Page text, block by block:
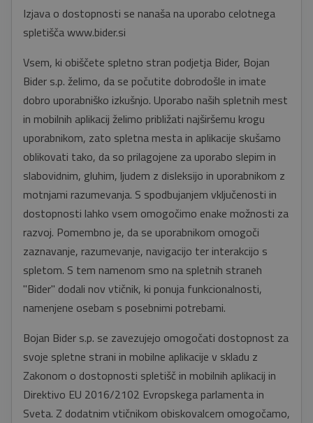
Izjava o dostopnosti se nanaša na uporabo celotnega
spletišča www.bider.si
Vsem, ki obiščete spletno stran podjetja Bider, Bojan
Bider s.p. želimo, da se počutite dobrodošle in imate
dobro uporabniško izkušnjo. Uporabo naših spletnih mest
in mobilnih aplikacij želimo približati najširšemu krogu
uporabnikom, zato spletna mesta in aplikacije skušamo
oblikovati tako, da so prilagojene za uporabo slepim in
slabovidnim, gluhim, ljudem z disleksijo in uporabnikom z
motnjami razumevanja. S spodbujanjem vključenosti in
dostopnosti lahko vsem omogočimo enake možnosti za
razvoj. Pomembno je, da se uporabnikom omogoči
zaznavanje, razumevanje, navigacijo ter interakcijo s
spletom. S tem namenom smo na spletnih straneh
"Bider" dodali nov vtičnik, ki ponuja funkcionalnosti,
namenjene osebam s posebnimi potrebami.
Bojan Bider s.p. se zavezujejo omogočati dostopnost za
svoje spletne strani in mobilne aplikacije v skladu z
Zakonom o dostopnosti spletišč in mobilnih aplikacij in
Direktivo EU 2016/2102 Evropskega parlamenta in
Sveta. Z dodatnim vtičnikom obiskovalcem omogočamo,